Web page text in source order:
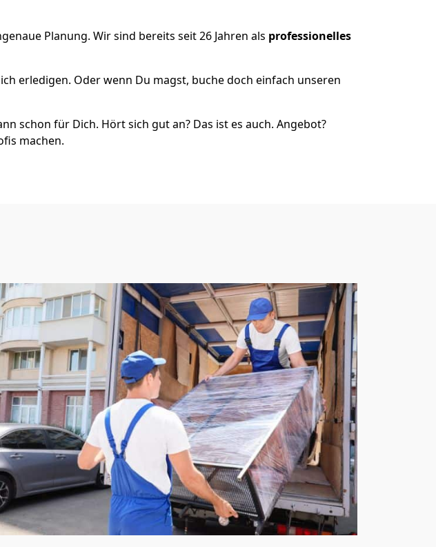
Planung. Wir sind bereits seit 26 Jahren als professionelles
erledigen. Oder wenn Du magst, buche doch einfach unseren
schon für Dich. Hört sich gut an? Das ist es auch. Angebot?
machen.